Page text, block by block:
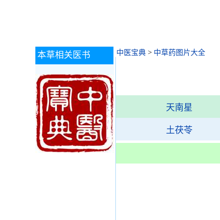
中医宝典 > 中草药图片大全
天南星
土茯苓
本草相关医书